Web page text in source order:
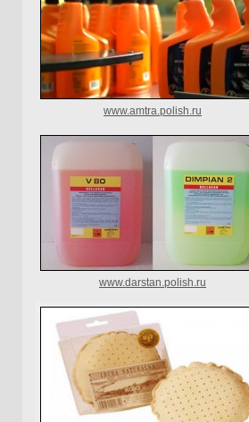
www.amtra.polish.ru
www.darstan.polish.ru